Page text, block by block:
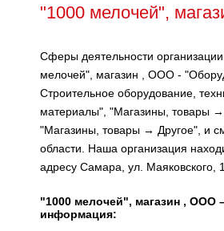
"1000 мелочей",
Сферы деятельности
мелочей", магазин , ООО -
Строительное оборудование,
материалы", "Магазины, товары →
"Магазины, товары → Другое", и
области. Наша организация
адресу Самара, ул. Маяковского,
"1000 мелочей", магазин , ООО –
информация: